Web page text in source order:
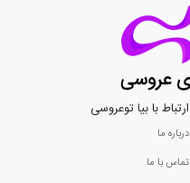
ارتباط با بیا توعروسی
درباره ما
تماس با ما